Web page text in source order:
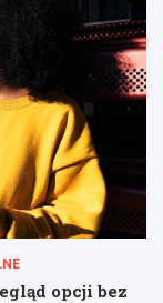
opcji bez